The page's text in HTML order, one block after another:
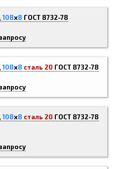
108х8 ГОСТ 8732-78
108х8 сталь 20 ГОСТ 8732-78
108х8 сталь 20 ГОСТ 8732-78